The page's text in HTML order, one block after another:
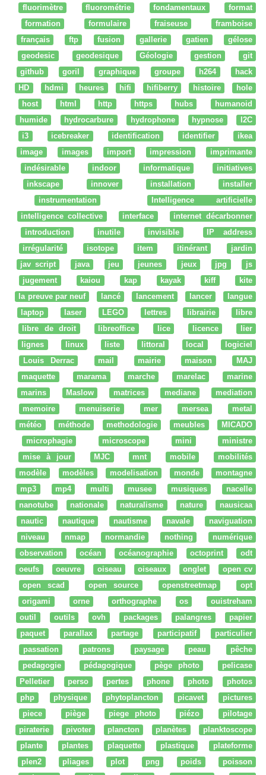
fluorimètre fluorométrie fondamentaux
format
formation
formulaire fraiseuse
framboise
français
ftp fusion gallerie gatien
gélose
geodesic
geodesique Géologie gestion
git
github
goril graphique groupe h264
hack
HD
hdmi heures hifi hifiberry histoire
hole
host
html http https hubs
humanoid
humide
hydrocarbure hydrophone hypnose
I2C
i3
icebreaker identification identifier
ikea
image
images import impression
imprimante
indésirable
indoor informatique
initiatives
inkscape
innover installation
installer
instrumentation
Intelligence artificielle
intelligence collective
interface
internet décarbonner
introduction
inutile invisible
IP address
irrégularité
isotope item itinérant
jardin
jav script
java jeu jeunes jeux jpg
js
jugement
kaiou kap kayak kiff
kite
la preuve par neuf
lancé lancement lancer
langue
laptop
laser LEGO lettres librairie
libre
libre de droit
libreoffice lice licence
lier
lignes
linux liste littoral local
logiciel
Louis Derrac
mail mairie maison
MAJ
maquette
marama marche marelac
marine
marins
Maslow matrices mediane
mediation
memoire
menuiserie mer mersea
metal
météo
méthode methodologie meubles
MICADO
microphagie
microscope mini
ministre
mise à jour
MJC mnt mobile
mobilités
modèle
modèles modelisation monde
montagne
mp3
mp4 multi musee musiques
nacelle
nanotube
nationale naturalisme nature
nausicaa
nautic
nautique nautisme navale
naviguation
niveau
nmap normandie nothing
numérique
observation
océan océanographie octoprint
odt
oeufs
oeuvre oiseau oiseaux onglet
open cv
open scad
open source openstreetmap
opt
origami
orne orthographe os
ouistreham
outil
outils ovh packages palangres
papier
paquet
parallax partage participatif
particulier
passation
patrons paysage peau
pêche
pedagogie
pédagogique pège photo
pelicase
Pelletier
perso pertes phone photo
photos
php
physique phytoplancton picavet
pictures
piece
piège piege photo piézo
pilotage
piraterie
pivoter plancton planètes
planktoscope
plante
plantes plaquette plastique
plateforme
plen2
pliages plot png poids
poisson